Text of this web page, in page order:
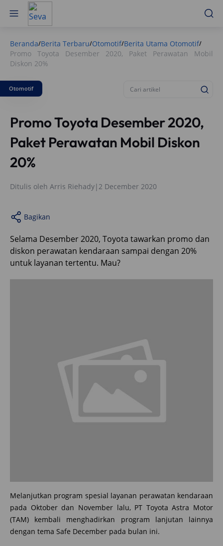
Beranda/Berita Terbaru/Otomotif/Berita Utama Otomotif/
Promo Toyota Desember 2020, Paket Perawatan Mobil
Diskon 20%
Otomotif
Promo Toyota Desember 2020,
Paket Perawatan Mobil Diskon
20%
Ditulis oleh Arris Riehady| 2 December 2020
Bagikan
Selama Desember 2020, Toyota tawarkan promo dan
diskon perawatan kendaraan sampai dengan 20%
untuk layanan tertentu. Mau?
Melanjutkan program spesial layanan perawatan kendaraan
pada Oktober dan November lalu, PT Toyota Astra Motor
(TAM) kembali menghadirkan program lanjutan lainnya
dengan tema Safe December pada bulan ini.